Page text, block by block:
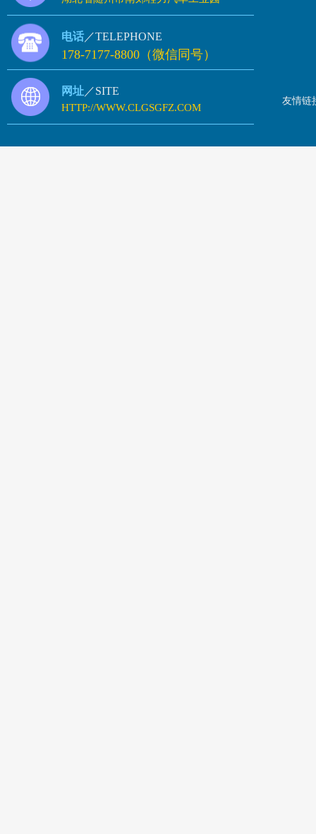
电话 ／TELEPHONE
178-7177-8800（微信同号）
网址 ／SITE
HTTP://WWW.CLGSGFZ.COM
友情链